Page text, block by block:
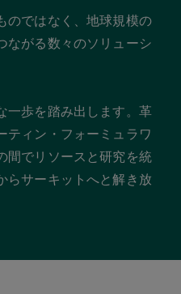
のではなく、地球規模の
ながる数々のソリューシ
一歩を踏み出します。革
ティン・フォーミュラワ
間でリソースと研究を統
らサーキットへと解き放